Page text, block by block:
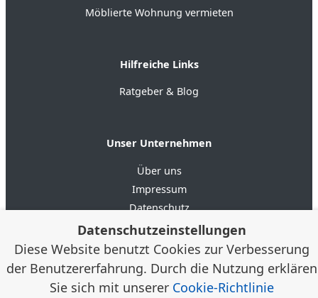
Möblierte Wohnung vermieten
Hilfreiche Links
Ratgeber & Blog
Unser Unternehmen
Über uns
Impressum
Datenschutz
AGB
Google Bewertungen 4.6 ★★★★★
★★★★★ (20)
Datenschutzeinstellungen
Diese Website benutzt Cookies zur Verbesserung
der Benutzererfahrung. Durch die Nutzung erklären
Sie sich mit unserer Cookie-Richtlinie